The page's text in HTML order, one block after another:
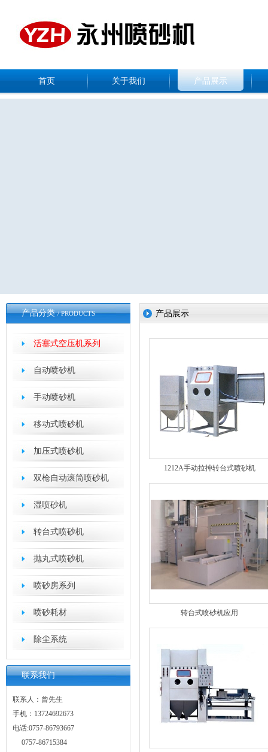
首页 关于我们 产品展示
产品分类/ PRODUCTS
活塞式空压机系列
自动喷砂机
手动喷砂机
移动式喷砂机
加压式喷砂机
双枪自动滚筒喷砂机
湿喷砂机
转台式喷砂机
抛丸式喷砂机
喷砂房系列
喷砂耗材
除尘系统
联系我们
联系人：曾先生
手机：13724692673
电话:0757-86793667
0757-86715384
产品展示
1212A手动拉抻转台式喷砂机
转台式喷砂机应用